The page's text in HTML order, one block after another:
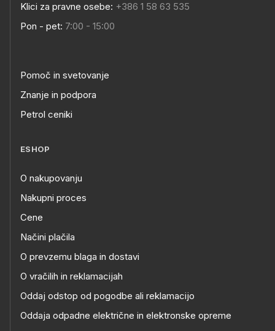
Klici za pravne osebe: +386 1 58 63 535
Pon - pet: 7:00 - 15:00
Pomoč in svetovanje
Znanje in podpora
Petrol ceniki
ESHOP
O nakupovanju
Nakupni proces
Cene
Načini plačila
O prevzemu blaga in dostavi
O vračilih in reklamacijah
Oddaj odstop od pogodbe ali reklamacijo
Oddaja odpadne električne in elektronske opreme